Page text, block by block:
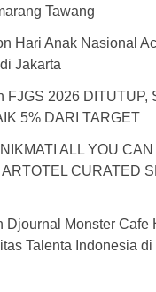
Tawang
Hari Anak Nasional
Jakarta
FJGS 2026 DITUTUP,
5% DARI TARGET
NIKMATI ALL YOU CAN
CURATED
Djournal Monster Cafe
Talenta Indonesia di